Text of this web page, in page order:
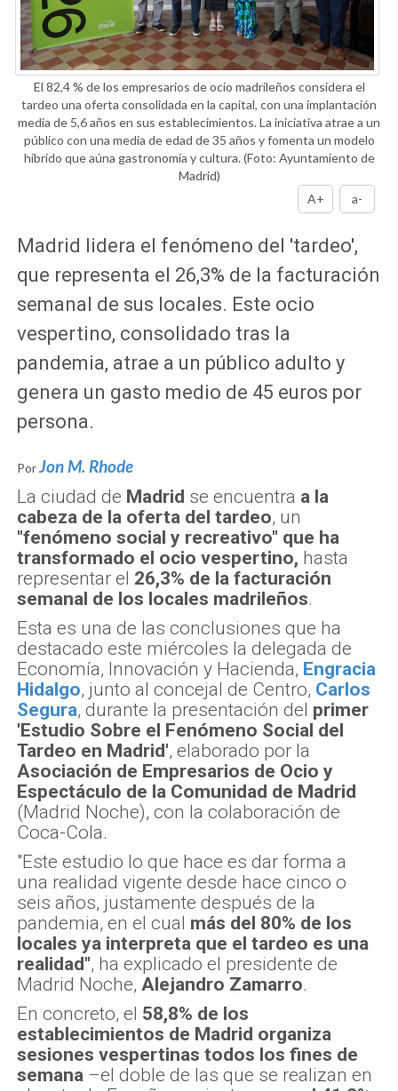
El 82,4 % de los empresarios de ocio madrileños considera el
tardeo una oferta consolidada en la capital, con una implantación
media de 5,6 años en sus establecimientos. La iniciativa atrae a un
público con una media de edad de 35 años y fomenta un modelo
híbrido que aúna gastronomía y cultura.(Foto: Ayuntamiento de
Madrid)
A+
a-
Madrid lidera el fenómeno del 'tardeo',
que representa el 26,3% de la facturación
semanal de sus locales. Este ocio
vespertino, consolidado tras la
pandemia, atrae a un público adulto y
genera un gasto medio de 45 euros por
persona.
PorJon M. Rhode
La ciudad de Madrid se encuentra a la
cabeza de la oferta del tardeo, un
"fenómeno social y recreativo" que ha
transformado el ocio vespertino, hasta
representar el 26,3% de la facturación
semanal de los locales madrileños.
Esta es una de las conclusiones que ha
destacado este miércoles la delegada de
Economía, Innovación y Hacienda, Engracia
Hidalgo, junto al concejal de Centro, Carlos
Segura, durante la presentación del primer
'Estudio Sobre el Fenómeno Social del
Tardeo en Madrid', elaborado por la
Asociación de Empresarios de Ocio y
Espectáculo de la Comunidad de Madrid
(Madrid Noche), con la colaboración de
Coca-Cola.
"Este estudio lo que hace es dar forma a
una realidad vigente desde hace cinco o
seis años, justamente después de la
pandemia, en el cual más del 80% de los
locales ya interpreta que el tardeo es una
realidad", ha explicado el presidente de
Madrid Noche, Alejandro Zamarro.
En concreto, el 58,8% de los
establecimientos de Madrid organiza
sesiones vespertinas todos los fines de
semana –el doble de las que se realizan en